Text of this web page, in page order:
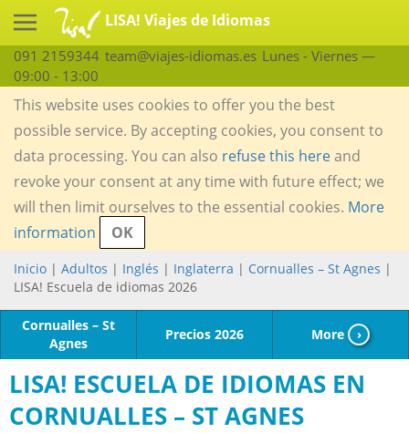
LISA! Viajes de Idiomas
091 2159344 team@viajes-idiomas.es Lunes - Viernes —
09:00 - 13:00
This website uses cookies to offer you the best
possible service. By accepting cookies, you consent to
data processing. You can also refuse this hereand
revoke your consent at any time with future effect; we
will then limit ourselves to the essential cookies. More
information
OK
Inicio | Adultos | Inglés | Inglaterra | Cornualles – St Agnes |
LISA! Escuela de idiomas 2026
Cornualles – St
Agnes
Precios 2026 More ›
LISA! ESCUELA DE IDIOMAS EN
CORNUALLES – ST AGNES